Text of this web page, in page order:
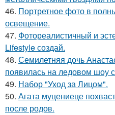
46. Портретное фото в
освещение.
47. Фотореалистичный и
Lifestyle создай.
48. Семилетняя дочь
появилась на ледовом
49. Набор "Уход за Лицом".
50. Агата муцениеце
после родов.